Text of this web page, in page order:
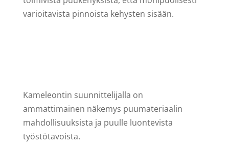
varioitavista pinnoista kehysten sisään.
Kameleontin suunnittelijalla on
ammattimainen näkemys puumateriaalin
mahdollisuuksista ja puulle luontevista
työstötavoista.